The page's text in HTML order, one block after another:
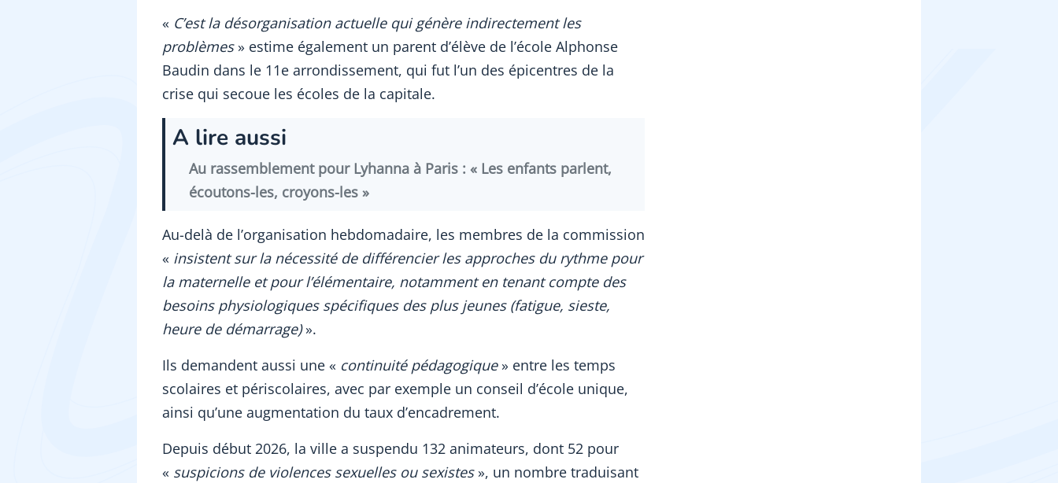
« C’est la désorganisation actuelle qui génère indirectement les
problèmes» estime également un parent d’élève de l’école Alphonse
Baudin dans le 11e arrondissement, qui fut l’un des épicentres de la
crise qui secoue les écoles de la capitale.
A lire aussi
Au rassemblement pour Lyhanna à Paris : « Les enfants parlent,
écoutons-les, croyons-les »
Au-delà de l’organisation hebdomadaire, les membres de la commission
« insistent sur la nécessité de différencier les approches du rythme pour
la maternelle et pour l’élémentaire, notamment en tenant compte des
besoins physiologiques spécifiques des plus jeunes (fatigue, sieste,
heure de démarrage)».
Ils demandent aussi une « continuité pédagogique » entre les temps
scolaires et périscolaires, avec par exemple un conseil d’école unique,
ainsi qu’une augmentation du taux d’encadrement.
Depuis début 2026, la ville a suspendu 132 animateurs, dont 52 pour
« suspicions de violences sexuelles ou sexistes», un nombre traduisant